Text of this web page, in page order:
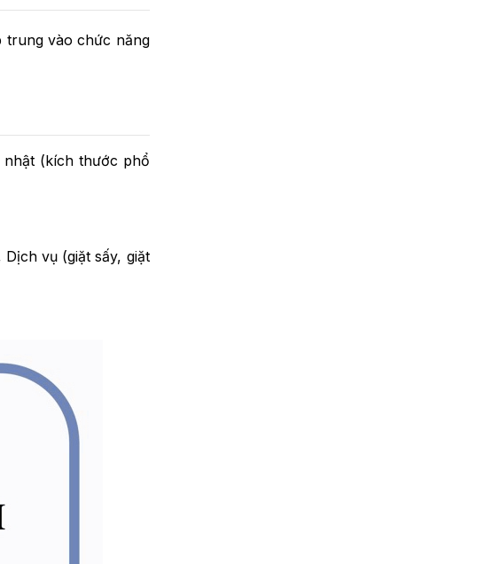
trung vào chức năng
nhật (kích thước phổ
vụ (giặt sấy, giặt